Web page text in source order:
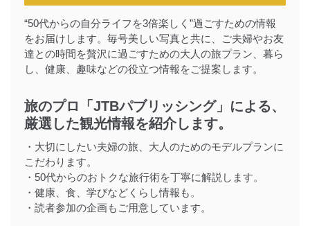
“50代からの自分ライフを3倍楽しく”過ごすための情報
をお届けします。毎号美しい写真と共に、ご夫婦やお友
達との時間を贅沢に過ごすための大人の旅プラン、暮ら
し、健康、趣味などの役立つ情報をご提案します。
旅のプロ「JTBパブリッシング」による、
厳選した観光情報を紹介します。
・大切にしたい夫婦の旅、大人のためのモデルプランに
こだわります。
・50代からのおトクな旅行術を丁寧に解説します。
・健康、食、学びなどくらし情報も。
・読者参加の企画もご用意しています。